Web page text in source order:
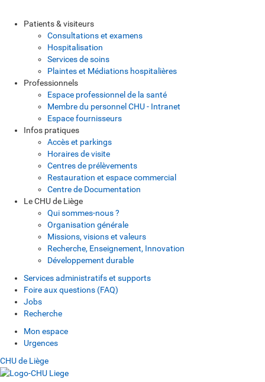
Patients & visiteurs
Consultations et examens
Hospitalisation
Services de soins
Plaintes et Médiations hospitalières
Professionnels
Espace professionnel de la santé
Membre du personnel CHU - Intranet
Espace fournisseurs
Infos pratiques
Accès et parkings
Horaires de visite
Centres de prélèvements
Restauration et espace commercial
Centre de Documentation
Le CHU de Liège
Qui sommes-nous ?
Organisation générale
Missions, visions et valeurs
Recherche, Enseignement, Innovation
Développement durable
Services administratifs et supports
Foire aux questions (FAQ)
Jobs
Recherche
Mon espace
Urgences
CHU de Liège